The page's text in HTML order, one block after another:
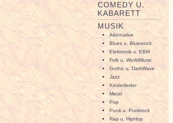
COMEDY U.
KABARETT
MUSIK
Alternative
Blues u. Bluesrock
Elektronik u. EBM
Folk u. WorldMusic
Gothic u. DarkWave
Jazz
Kinderlieder
Metal
Pop
Punk u. Punkrock
Rap u. HipHop